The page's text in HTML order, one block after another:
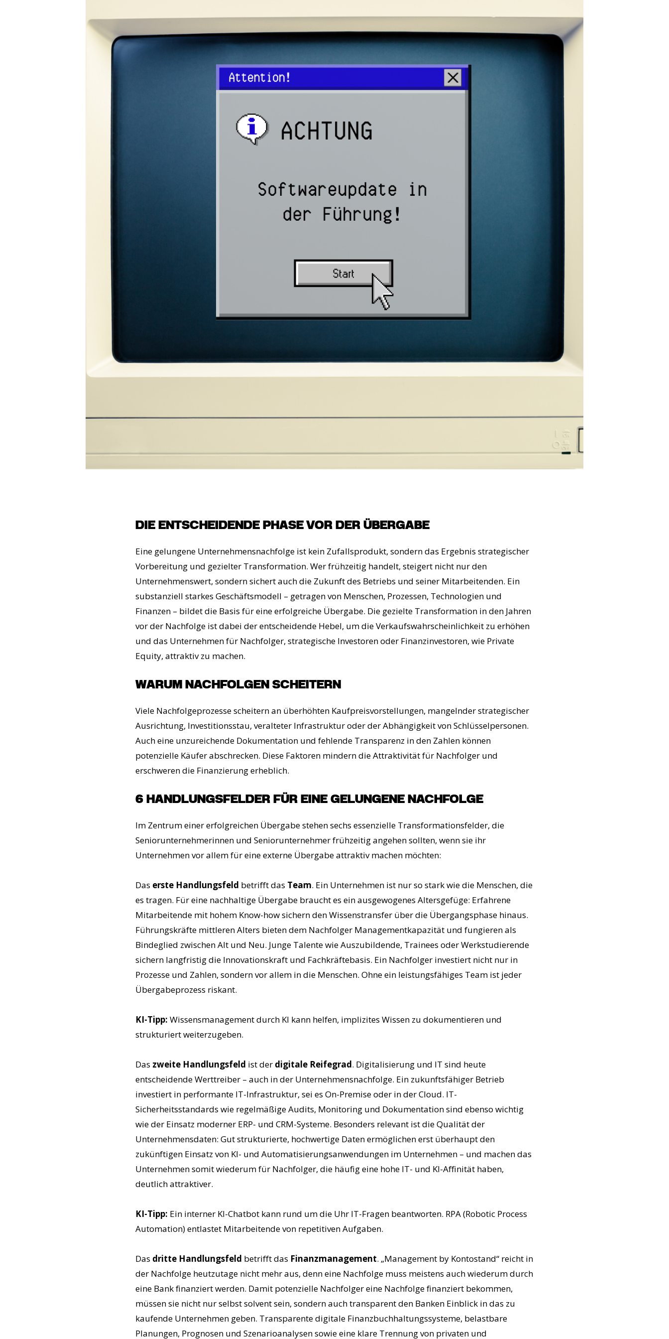
DIE ENTSCHEIDENDE PHASE VOR DER ÜBERGABE
Eine gelungene Unternehmensnachfolge ist kein Zufallsprodukt, sondern das Ergebnis strategischer
Vorbereitung und gezielter Transformation. Wer frühzeitig handelt, steigert nicht nur den
Unternehmenswert, sondern sichert auch die Zukunft des Betriebs und seiner Mitarbeitenden. Ein
substanziell starkes Geschäftsmodell – getragen von Menschen, Prozessen, Technologien und
Finanzen – bildet die Basis für eine erfolgreiche Übergabe. Die gezielte Transformation in den Jahren
vor der Nachfolge ist dabei der entscheidende Hebel, um die Verkaufswahrscheinlichkeit zu erhöhen
und das Unternehmen für Nachfolger, strategische Investoren oder Finanzinvestoren, wie Private
Equity, attraktiv zu machen.
WARUM NACHFOLGEN SCHEITERN
Viele Nachfolgeprozesse scheitern an überhöhten Kaufpreisvorstellungen, mangelnder strategischer
Ausrichtung, Investitionsstau, veralteter Infrastruktur oder der Abhängigkeit von Schlüsselpersonen.
Auch eine unzureichende Dokumentation und fehlende Transparenz in den Zahlen können
potenzielle Käufer abschrecken. Diese Faktoren mindern die Attraktivität für Nachfolger und
erschweren die Finanzierung erheblich.
6 HANDLUNGSFELDER FÜR EINE GELUNGENE NACHFOLGE
Im Zentrum einer erfolgreichen Übergabe stehen sechs essenzielle Transformationsfelder, die
Seniorunternehmerinnen und Seniorunternehmer frühzeitig angehen sollten, wenn sie ihr
Unternehmen vor allem für eine externe Übergabe attraktiv machen möchten:
Das erste Handlungsfeld betrifft das Team. Ein Unternehmen ist nur so stark wie die Menschen, die
es tragen. Für eine nachhaltige Übergabe braucht es ein ausgewogenes Altersgefüge: Erfahrene
Mitarbeitende mit hohem Know-how sichern den Wissenstransfer über die Übergangsphase hinaus.
Führungskräfte mittleren Alters bieten dem Nachfolger Managementkapazität und fungieren als
Bindeglied zwischen Alt und Neu. Junge Talente wie Auszubildende, Trainees oder Werkstudierende
sichern langfristig die Innovationskraft und Fachkräftebasis. Ein Nachfolger investiert nicht nur in
Prozesse und Zahlen, sondern vor allem in die Menschen. Ohne ein leistungsfähiges Team ist jeder
Übergabeprozess riskant.
KI-Tipp: Wissensmanagement durch KI kann helfen, implizites Wissen zu dokumentieren und
strukturiert weiterzugeben.
Das zweite Handlungsfeld ist der digitale Reifegrad. Digitalisierung und IT sind heute
entscheidende Werttreiber – auch in der Unternehmensnachfolge. Ein zukunftsfähiger Betrieb
investiert in performante IT-Infrastruktur, sei es On-Premise oder in der Cloud. IT-
Sicherheitsstandards wie regelmäßige Audits, Monitoring und Dokumentation sind ebenso wichtig
wie der Einsatz moderner ERP- und CRM-Systeme. Besonders relevant ist die Qualität der
Unternehmensdaten: Gut strukturierte, hochwertige Daten ermöglichen erst überhaupt den
zukünftigen Einsatz von KI- und Automatisierungsanwendungen im Unternehmen – und machen das
Unternehmen somit wiederum für Nachfolger, die häufig eine hohe IT- und KI-Affinität haben,
deutlich attraktiver.
KI-Tipp: Ein interner KI-Chatbot kann rund um die Uhr IT-Fragen beantworten. RPA (Robotic Process
Automation) entlastet Mitarbeitende von repetitiven Aufgaben.
Das dritte Handlungsfeld betrifft das Finanzmanagement. „Management by Kontostand“ reicht in
der Nachfolge heutzutage nicht mehr aus, denn eine Nachfolge muss meistens auch wiederum durch
eine Bank finanziert werden. Damit potenzielle Nachfolger eine Nachfolge finanziert bekommen,
müssen sie nicht nur selbst solvent sein, sondern auch transparent den Banken Einblick in das zu
kaufende Unternehmen geben. Transparente digitale Finanzbuchhaltungssysteme, belastbare
Planungen, Prognosen und Szenarioanalysen sowie eine klare Trennung von privaten und